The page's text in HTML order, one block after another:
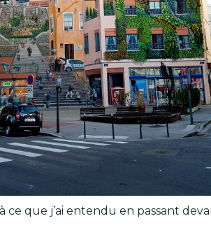
ce que j’ai entendu en passant